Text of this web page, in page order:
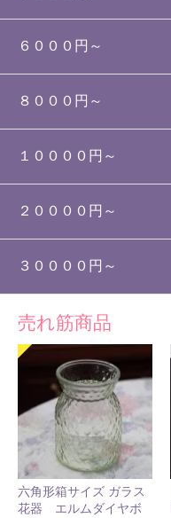
６０００円～
８０００円～
１００００円～
２００００円～
３００００円～
売れ筋商品
六角形箱サイズ ガラス
花器 エルムダイヤボ